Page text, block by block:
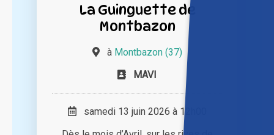
La Guinguette de
Montbazon
à Montbazon (37)
MAVI
samedi 13 juin 2026 à 12h00